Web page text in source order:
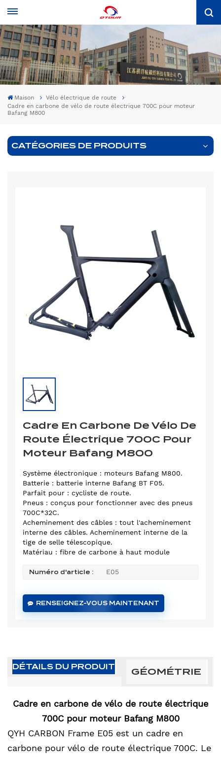
Maison
Vélo électrique de route
Cadre en carbone de vélo de route électrique 700C pour moteur
Bafang M800
CATÉGORIES DE PRODUITS
Cadre En Carbone De Vélo De
Route Électrique 700C Pour
Moteur Bafang M800
Système électronique : moteurs Bafang M800.
Batterie : batterie interne Bafang BT F05.
Parfait pour : cycliste de route.
Pneus : conçus pour fonctionner avec des pneus
700C*32C.
Acheminement des câbles : tout l'acheminement
interne des câbles. Acheminement interne de la
tige de selle télescopique.
Matériau : fibre de carbone à haut module
Numéro d'article : E05
RENSEIGNEZ-VOUS MAINTENANT
DÉTAILS DU PRODUIT GÉOMÉTRIE
Cadre en carbone de vélo de route électrique
700C pour moteur Bafang M800
QYH CARBON Frame E05 est un cadre en
carbone pour vélo de route électrique 700C. Le